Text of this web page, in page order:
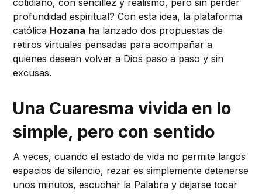
profundidad espiritual? Con esta idea, la plataforma
católica Hozana ha lanzado dos propuestas de
retiros virtuales pensadas para acompañar a
quienes desean volver a Dios paso a paso y sin
excusas.
Una Cuaresma vivida en lo
simple, pero con sentido
A veces, cuando el estado de vida no permite largos
espacios de silencio, rezar es simplemente detenerse
unos minutos, escuchar la Palabra y dejarse tocar